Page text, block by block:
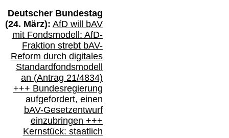
Deutscher Bundestag
(24. März): AfD will bAV
mit Fondsmodell: AfD-
Fraktion strebt bAV-
Reform durch digitales
Standardfondsmodell
an (Antrag 21/4834)
+++ Bundesregierung
aufgefordert, einen
bAV-Gesetzentwurf
einzubringen +++
Kernstück: staatlich